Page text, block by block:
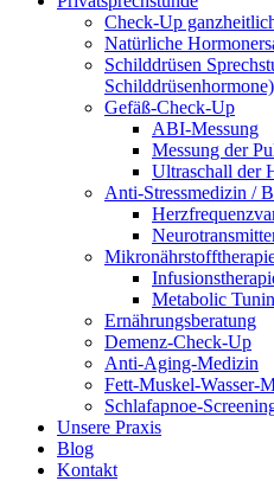
Check-Up
Natürliche
Schilddrüsen
Schilddrüsenhormone)
Gefäß-Check-Up
ABI-Messung
Messung der
Ultraschall der
Anti-Stressmedizin /
Metabolic
Ernährungsberatung
Demenz-Check-Up
Anti-Aging-Medizin
Fett-Muskel-Wasser-
Schlafapnoe-
Unsere Praxis
Blog
Kontakt